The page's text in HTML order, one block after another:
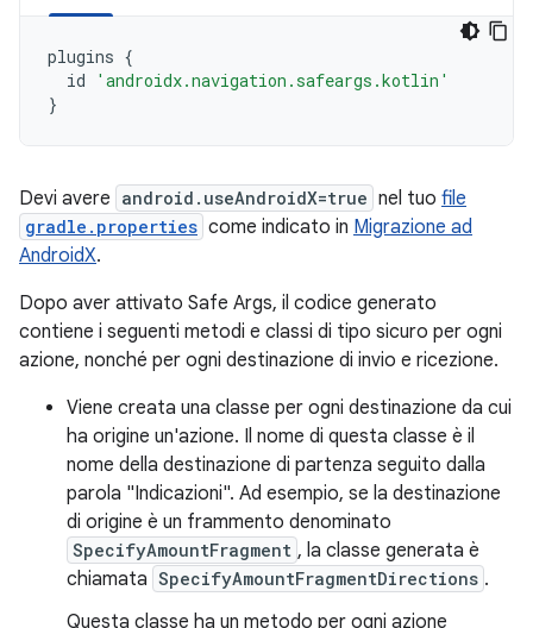
plugins {
id
'androidx.navigation.safeargs.kotlin'
}
Devi avere android.useAndroidX=true nel tuo file
gradle.properties come indicato in Migrazione ad
AndroidX.
Dopo aver attivato Safe Args, il codice generato
contiene i seguenti metodi e classi di tipo sicuro per ogni
azione, nonché per ogni destinazione di invio e ricezione.
Viene creata una classe per ogni destinazione da cui
ha origine un'azione. Il nome di questa classe è il
nome della destinazione di partenza seguito dalla
parola "Indicazioni". Ad esempio, se la destinazione
di origine è un frammento denominato
SpecifyAmountFragment , la classe generata è
chiamata SpecifyAmountFragmentDirections .
Questa classe ha un metodo per ogni azione